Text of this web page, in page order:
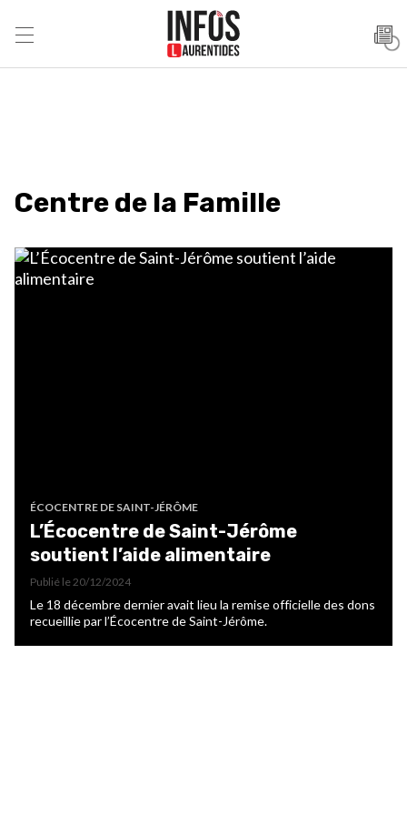
Centre de la Famille
ÉCOCENTRE DE SAINT-JÉRÔME
L’Écocentre de Saint-Jérôme
soutient l’aide alimentaire
Publié le 20/12/2024
Le 18 décembre dernier avait lieu la remise officielle des dons
recueillie par l’Écocentre de Saint-Jérôme.